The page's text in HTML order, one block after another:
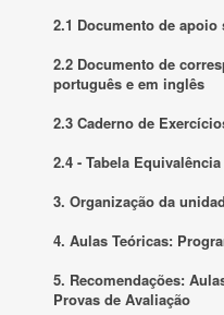
2.1 Documento de
2.2 Documento de
português e em inglês
2.3 Caderno de
2.4 - Tabela
3. Organização da
4. Aulas Teóricas:
5. Recomendações:
Provas de Avaliação